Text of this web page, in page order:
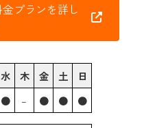
プランを詳し
水 木 金 土
日
● – ● ● ●